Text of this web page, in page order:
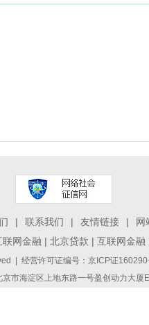
| 联系我们 | 友情链接 |
网
联网金融 | 北京贷款 | 互联网金融
| 经营许可证编号：京ICP证160290
市海淀区上地东路一号盈创动力大厦